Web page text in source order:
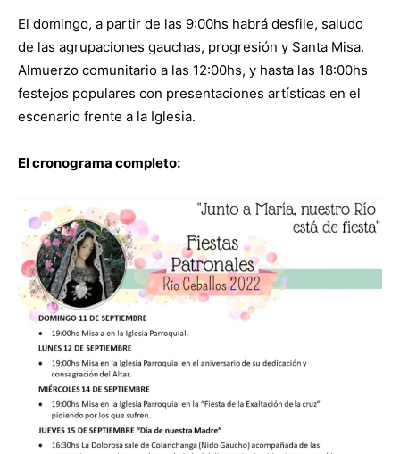
El domingo, a partir de las 9:00hs habrá desfile, saludo
de las agrupaciones gauchas, progresión y Santa Misa.
Almuerzo comunitario a las 12:00hs, y hasta las 18:00hs
festejos populares con presentaciones artísticas en el
escenario frente a la Iglesia.
El cronograma completo: